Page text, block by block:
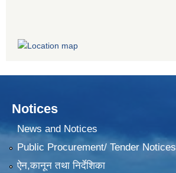
Notices
News and Notices
Public Procurement/ Tender Notices
ऐन,कानून तथा निर्देशिका